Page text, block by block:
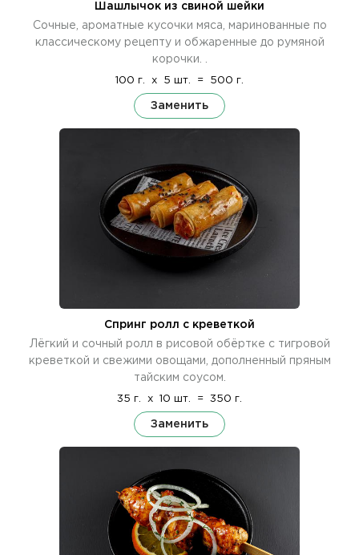
Шашлычок из свиной шейки
Сочные, ароматные кусочки мяса, маринованные по
классическому рецепту и обжаренные до румяной
корочки. .
100 г. x 5 шт. = 500 г.
Заменить
Спринг ролл с креветкой
Лёгкий и сочный ролл в рисовой обёртке с тигровой
креветкой и свежими овощами, дополненный пряным
тайским соусом.
35 г. x 10 шт. = 350 г.
Заменить